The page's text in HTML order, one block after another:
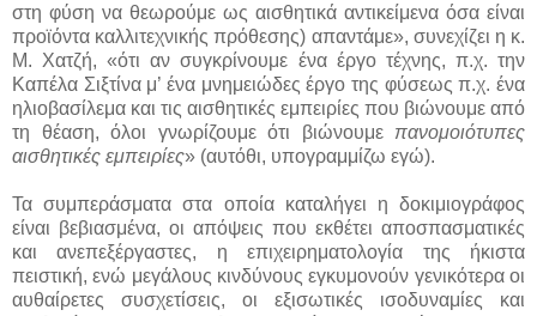
στη φύση να θεωρούμε ως αισθητικά αντικείμενα όσα είναι
προϊόντα καλλιτεχνικής πρόθεσης) απαντάμε», συνεχίζει η κ.
Μ. Χατζή, «ότι αν συγκρίνουμε ένα έργο τέχνης, π.χ. την
Καπέλα Σιξτίνα μ’ ένα μνημειώδες έργο της φύσεως π.χ. ένα
ηλιοβασίλεμα και τις αισθητικές εμπειρίες που βιώνουμε από
τη θέαση, όλοι γνωρίζουμε ότι βιώνουμε πανομοιότυπες
αισθητικές εμπειρίες» (αυτόθι, υπογραμμίζω εγώ).
Τα συμπεράσματα στα οποία καταλήγει η δοκιμιογράφος
είναι βεβιασμένα, οι απόψεις που εκθέτει αποσπασματικές
και ανεπεξέργαστες, η επιχειρηματολογία της ήκιστα
πειστική, ενώ μεγάλους κινδύνους εγκυμονούν γενικότερα οι
αυθαίρετες συσχετίσεις, οι εξισωτικές ισοδυναμίες και